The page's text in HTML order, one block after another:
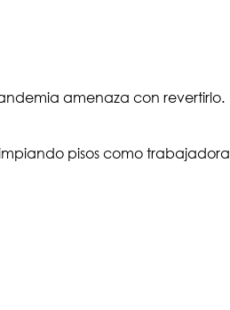
amenaza con revertirlo.
pisos como trabajadora